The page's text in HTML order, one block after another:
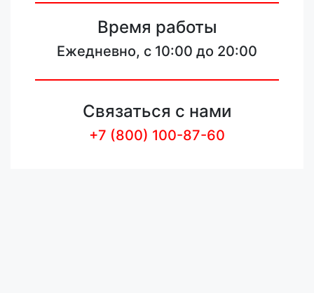
Время работы
Ежедневно, с 10:00 до 20:00
Связаться с нами
+7 (800) 100-87-60